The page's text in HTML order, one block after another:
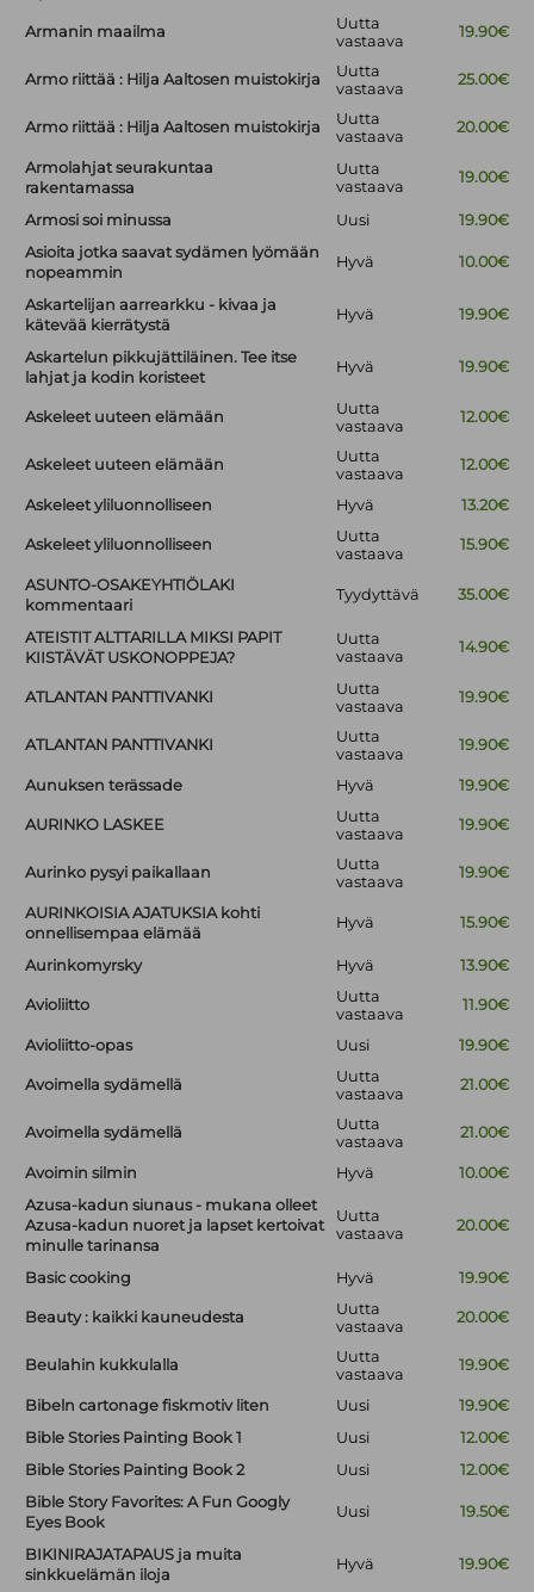
Armanin maailma
Uutta
vastaava
19.90€
Armo riittää : Hilja Aaltosen muistokirja
Uutta
vastaava
25.00€
Armo riittää : Hilja Aaltosen muistokirja
Uutta
vastaava
20.00€
Armolahjat seurakuntaa
rakentamassa
Uutta
vastaava
19.00€
Armosi soi minussa Uusi
19.90€
Asioita jotka saavat sydämen lyömään
nopeammin
Hyvä 10.00€
Askartelijan aarrearkku - kivaa ja
kätevää kierrätystä
Hyvä 19.90€
Askartelun pikkujättiläinen. Tee itse
lahjat ja kodin koristeet
Hyvä 19.90€
Askeleet uuteen elämään
Uutta
vastaava
12.00€
Askeleet uuteen elämään
Uutta
vastaava
12.00€
Askeleet yliluonnolliseen Hyvä 13.20€
Askeleet yliluonnolliseen
Uutta
vastaava
15.90€
ASUNTO-OSAKEYHTIÖLAKI
kommentaari
Tyydyttävä 35.00€
ATEISTIT ALTTARILLA MIKSI PAPIT
KIISTÄVÄT USKONOPPEJA?
Uutta
vastaava
14.90€
ATLANTAN PANTTIVANKI
Uutta
vastaava
19.90€
ATLANTAN PANTTIVANKI
Uutta
vastaava
19.90€
Aunuksen terässade Hyvä 19.90€
AURINKO LASKEE
Uutta
vastaava
19.90€
Aurinko pysyi paikallaan
Uutta
vastaava
19.90€
AURINKOISIA AJATUKSIA kohti
onnellisempaa elämää
Hyvä 15.90€
Aurinkomyrsky Hyvä 13.90€
Avioliitto
Uutta
vastaava
11.90€
Avioliitto-opas Uusi 19.90€
Avoimella sydämellä
Uutta
vastaava
21.00€
Avoimella sydämellä
Uutta
vastaava
21.00€
Avoimin silmin Hyvä
10.00€
Azusa-kadun siunaus - mukana olleet
Azusa-kadun nuoret ja lapset kertoivat
minulle tarinansa
Uutta
vastaava
20.00€
Basic cooking Hyvä 19.90€
Beauty : kaikki kauneudesta
Uutta
vastaava
20.00€
Beulahin kukkulalla
Uutta
vastaava
19.90€
Bibeln cartonage fiskmotiv liten Uusi
19.90€
Bible Stories Painting Book 1
Uusi
12.00€
Bible Stories Painting Book 2
Uusi
12.00€
Bible Story Favorites: A Fun Googly
Eyes Book
Uusi 19.50€
BIKINIRAJATAPAUS ja muita
sinkkuelämän iloja
Hyvä 19.90€